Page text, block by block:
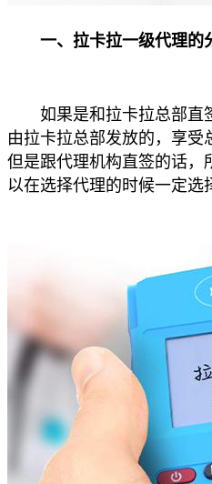
一、拉卡拉一级代理的
如果是和拉卡拉总部直
由拉卡拉总部发放的，享受
但是跟代理机构直签的话，
以在选择代理的时候一定选